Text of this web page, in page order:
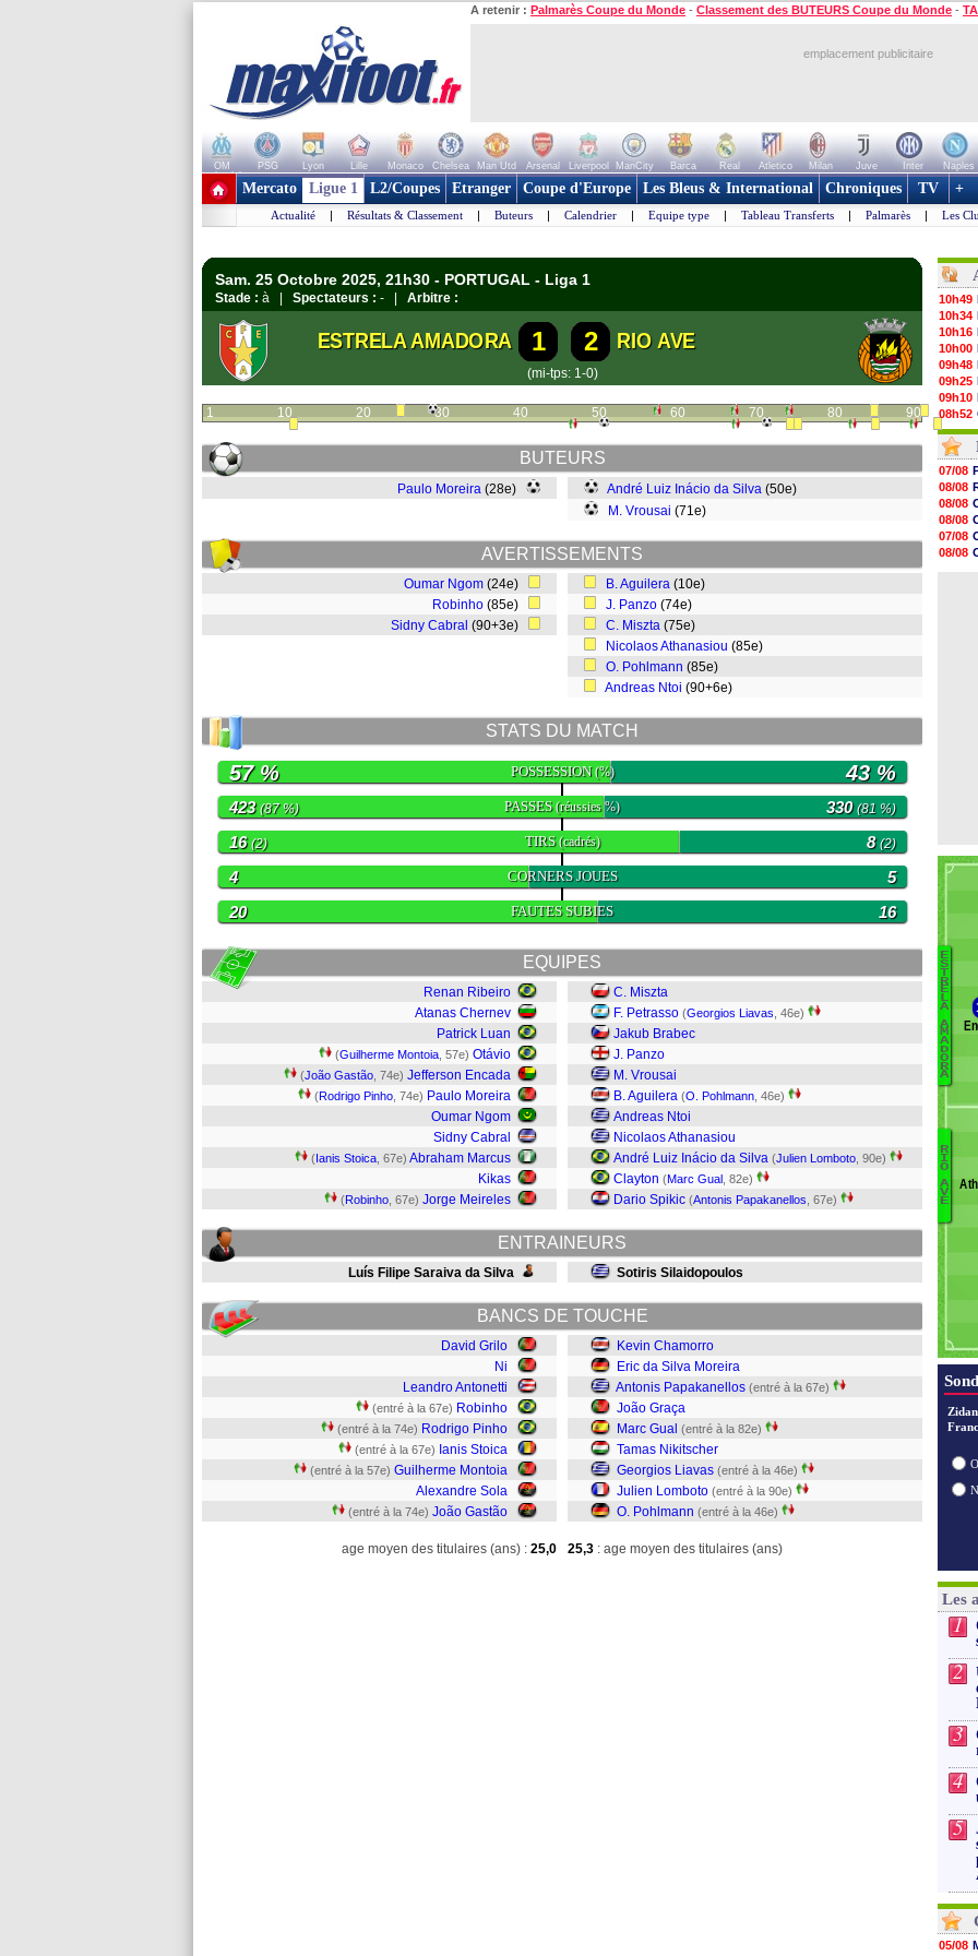
A retenir : Palmarès Coupe du Monde - Classement des BUTEURS Coupe du Monde -
emplacement publicitaire
OM PSG Lyon Lille Monaco Chelsea Man Utd Arsenal Liverpool ManCity Barca Real Atletico Milan Juve Inter Naples
+ de clubs
Mercato Ligue 1 L2/Coupes Etranger Coupe d'Europe Les Bleus & International Chroniques TV +
Actualité | Résultats & Classement | Buteurs | Calendrier | Equipe type | Tableau Transferts | Palmarès | Les
Sam. 25 Octobre 2025, 21h30 - PORTUGAL - Liga 1
Stade : à | Spectateurs : - | Arbitre :
ESTRELA AMADORA 1 2 RIO AVE
(mi-tps: 1-0)
1 10 20 30 40 50 60 70 80 90
BUTEURS
Paulo Moreira (28e) André Luiz Inácio da Silva (50e)
M. Vrousai (71e)
AVERTISSEMENTS
Oumar Ngom (24e)
Robinho (85e)
Sidny Cabral (90+3e)
B. Aguilera (10e)
J. Panzo (74e)
C. Miszta (75e)
Nicolaos Athanasiou (85e)
O. Pohlmann (85e)
Andreas Ntoi (90+6e)
STATS DU MATCH
POSSESSION(%)
57 % 43 %
PASSES(réussies %)
423(87 %) 330(81 %)
TIRS(cadrés)
16(2) 8(2)
CORNERS JOUES
4 5
FAUTES SUBIES
20 16
EQUIPES
Renan Ribeiro
Atanas Chernev
Patrick Luan
(Guilherme Montoia , 57e) Otávio
(João Gastão , 74e) Jefferson Encada
(Rodrigo Pinho , 74e) Paulo Moreira
Oumar Ngom
Sidny Cabral
(Ianis Stoica , 67e) Abraham Marcus
Kikas
(Robinho , 67e) Jorge Meireles
C. Miszta
F. Petrasso (Georgios Liavas , 46e)
Jakub Brabec
J. Panzo
M. Vrousai
B. Aguilera (O. Pohlmann , 46e)
Andreas Ntoi
Nicolaos Athanasiou
André Luiz Inácio da Silva (Julien Lomboto , 90e)
Clayton (Marc Gual , 82e)
Dario Spikic (Antonis Papakanellos , 67e)
ENTRAINEURS
Luís Filipe Saraiva da Silva Sotiris Silaidopoulos
BANCS DE TOUCHE
David Grilo
Ni
Leandro Antonetti
(entré à la 67e) Robinho
(entré à la 74e) Rodrigo Pinho
(entré à la 67e) Ianis Stoica
(entré à la 57e) Guilherme Montoia
Alexandre Sola
(entré à la 74e) João Gastão
Kevin Chamorro
Eric da Silva Moreira
Antonis Papakanellos (entré à la 67e)
João Graça
Marc Gual (entré à la 82e)
Tamas Nikitscher
Georgios Liavas (entré à la 46e)
Julien Lomboto (entré à la 90e)
O. Pohlmann (entré à la 46e)
age moyen des titulaires (ans) : 25,0 25,3 : age moyen des titulaires (ans)
10h49
10h34
10h16
10h00
09h48
09h25
09h10
08h52
08/08
08/08
08/08
08/08
08/08
08/08
08/08
08/08
08/08
07/08
08/08
08/08
08/08
07/08
08/08
Ni
E
S
T
R
E
L
A
A
M
A
D
O
R
A
R
I
O
A
V
E
Les
1
2
3
4
5
05/08